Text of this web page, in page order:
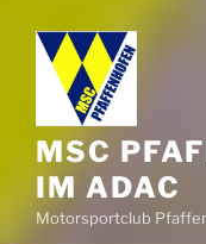
MSC
IM ADAC
Motorsportclub